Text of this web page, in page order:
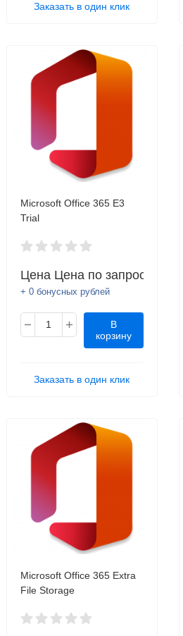
Заказать в один клик
Microsoft Office 365 E3
Trial
Цена Цена по запросу
+ 0 бонусных рублей
В
корзину
Заказать в один клик
Microsoft Office 365 Extra
File Storage